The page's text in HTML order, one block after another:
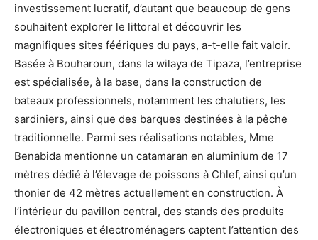
investissement lucratif, d’autant que beaucoup de gens
souhaitent explorer le littoral et découvrir les
magnifiques sites féériques du pays, a-t-elle fait valoir.
Basée à Bouharoun, dans la wilaya de Tipaza, l’entreprise
est spécialisée, à la base, dans la construction de
bateaux professionnels, notamment les chalutiers, les
sardiniers, ainsi que des barques destinées à la pêche
traditionnelle. Parmi ses réalisations notables, Mme
Benabida mentionne un catamaran en aluminium de 17
mètres dédié à l’élevage de poissons à Chlef, ainsi qu’un
thonier de 42 mètres actuellement en construction. À
l’intérieur du pavillon central, des stands des produits
électroniques et électroménagers captent l’attention des